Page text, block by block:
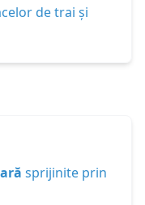
de trai și
sprijinite prin